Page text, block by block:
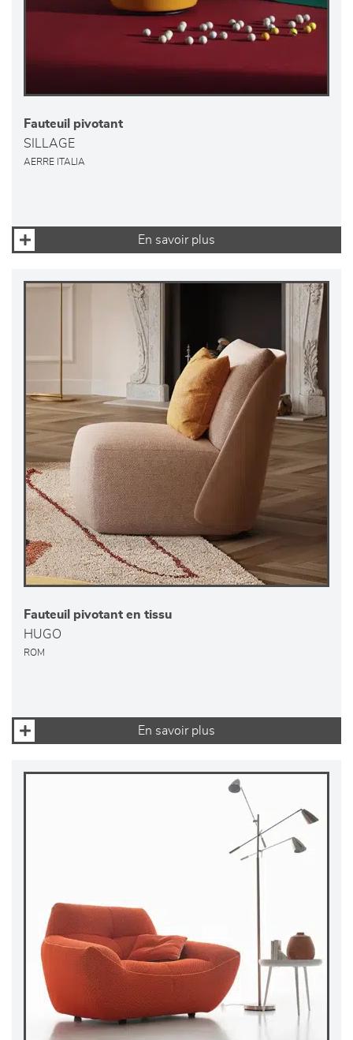
Fauteuil pivotant
SILLAGE
AERRE ITALIA
En savoir plus
Fauteuil pivotant en tissu
HUGO
ROM
En savoir plus